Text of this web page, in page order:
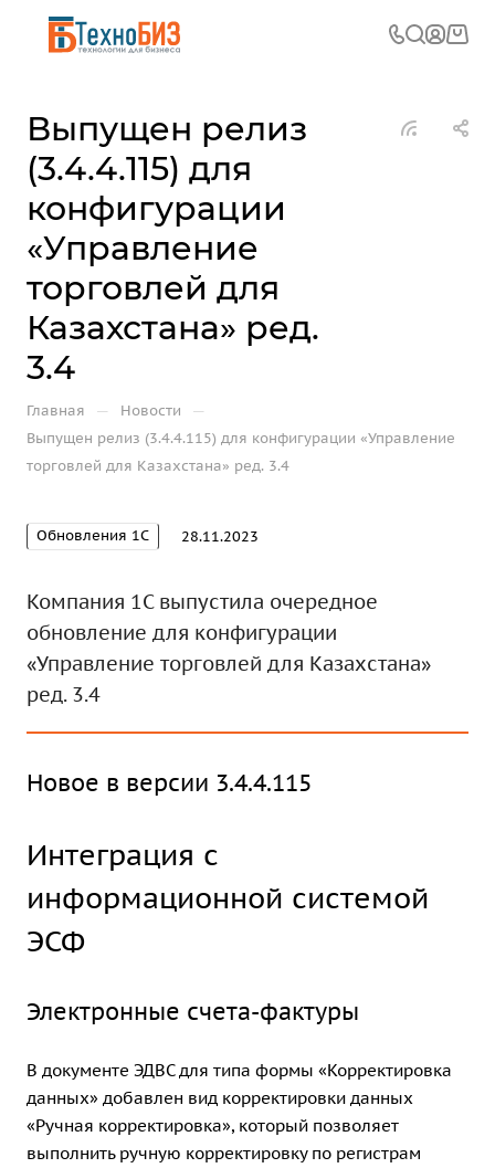
Выпущен релиз
(3.4.4.115) для
конфигурации
«Управление
торговлей для
Казахстана» ред.
3.4
Главная — Новости —
Выпущен релиз (3.4.4.115) для конфигурации «Управление
торговлей для Казахстана» ред. 3.4
Обновления 1С 28.11.2023
Компания 1С выпустила очередное
обновление для конфигурации
«Управление торговлей для Казахстана»
ред. 3.4
Новое в версии 3.4.4.115
Интеграция с
информационной системой
ЭСФ
Электронные счета-фактуры
В документе ЭДВС для типа формы «Корректировка
данных» добавлен вид корректировки данных
«Ручная корректировка», который позволяет
выполнить ручную корректировку по регистрам